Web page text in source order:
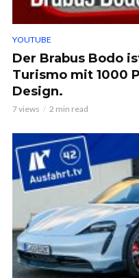
YOUTUBE
Der Brabus Bodo
Turismo mit 1000
Design.
7 views 2 min read